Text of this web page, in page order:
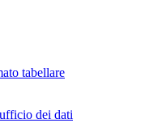
tabellare
dei dati